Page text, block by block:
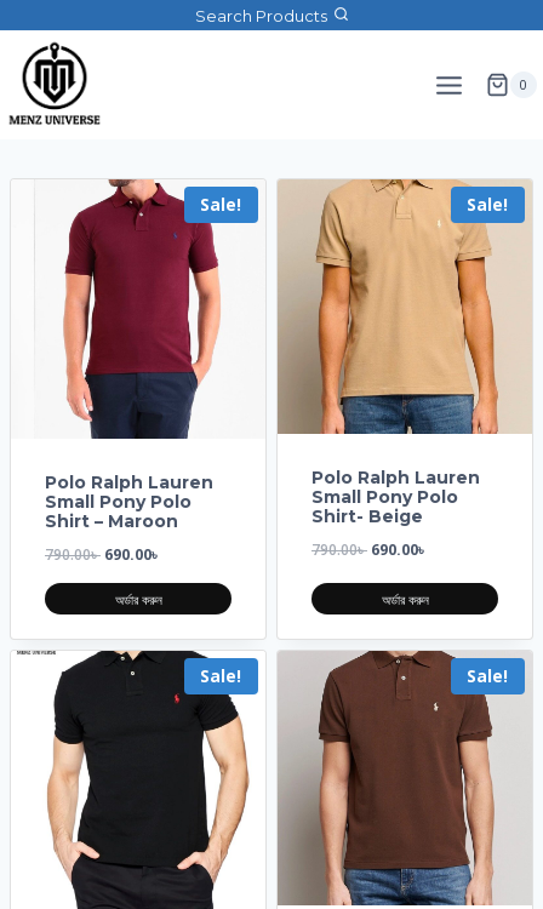
Search Products
0
Sale!
Polo Ralph Lauren
Small Pony Polo
Shirt – Maroon
790.00৳ 690.00৳
অর্ডার করুন
Sale!
Polo Ralph Lauren
Small Pony Polo
Shirt- Beige
790.00৳ 690.00৳
অর্ডার করুন
Sale! Sale!